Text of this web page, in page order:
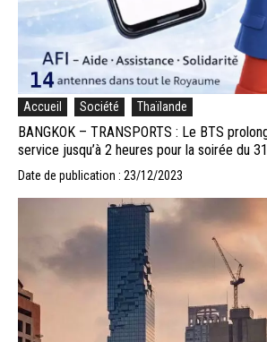
Accueil Société Thaïlande
BANGKOK – TRANSPORTS : Le BTS
service jusqu’à 2 heures pour la soirée du
Date de publication : 23/12/2023